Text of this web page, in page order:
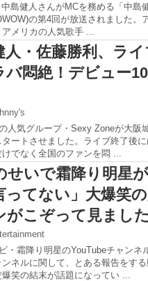
島健人さんがMCを務める「中島
の第4回が放送されました。
メリカの人気歌手 ...
人・佐藤勝利、ラ
バ悶絶！デビュー
人気グループ・Sexy Zoneが大阪
ートさせました。ライブ終了後
でなく全国のファンを悶 ...
せいで霜降り明星
ってない」大爆笑
こぞって見ました
・霜降り明星のYouTubeチャンネ
ネルに関して、とある報告をす
笑の結末が話題になってい ...